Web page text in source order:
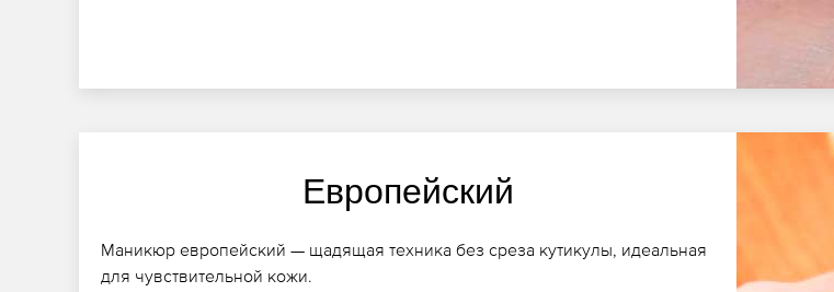
Европейский
Маникюр европейский — щадящая техника без среза кутикулы, идеальная
для чувствительной кожи.